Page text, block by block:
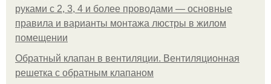
руками с 2, 3, 4 и более проводами — основные
правила и варианты монтажа люстры в жилом
помещении
Обратный клапан в вентиляции. Вентиляционная
решетка с обратным клапаном